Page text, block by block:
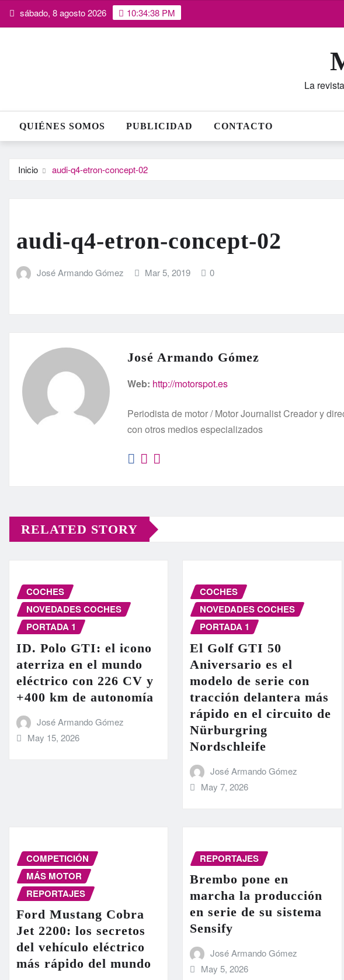
Saltar sábado, 8 agosto 2026 10:34:39 PM
La
QUIÉNES SOMOS PUBLICIDAD CONTACTO
Inicio audi-q4-etron-concept-02
audi-q4-etron-concept-02
José Armando Gómez Mar 5, 2019 0
José Armando Gómez
Web: http://motorspot.es
Periodista de motor / Motor Journalist Creador y
con otros medios especializados
RELATED STORY
COCHES
NOVEDADES COCHES
PORTADA 1
ID. Polo GTI: el icono
aterriza en el mundo
eléctrico con 226 CV y
+400 km de autonomía
José Armando Gómez
May 15, 2026
COCHES
NOVEDADES COCHES
PORTADA 1
El Golf GTI 50
Aniversario es el
modelo de serie con
tracción delantera más
rápido en el circuito de
Nürburgring
Nordschleife
José Armando Gómez
May 7, 2026
COMPETICIÓN
MÁS MOTOR
REPORTAJES
Ford Mustang Cobra
Jet 2200: los secretos
del vehículo eléctrico
más rápido del mundo
REPORTAJES
Brembo pone en
marcha la producción
en serie de su sistema
Sensify
José Armando Gómez
May 5, 2026